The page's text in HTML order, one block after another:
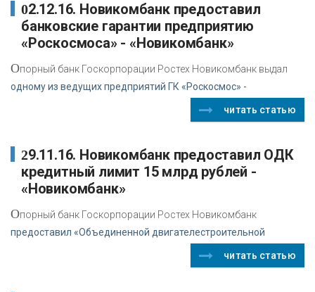
02.12.16. Новикомбанк предоставил
банковские гарантии предприятию
«Роскосмоса» - «Новикомбанк»
Опорный банк Госкорпорации Ростех Новикомбанк выдал
одному из ведущих предприятий ГК «Роскосмос» -
читать статью
29.11.16. Новикомбанк предоставил ОДК
кредитный лимит 15 млрд рублей -
«Новикомбанк»
Опорный банк Госкорпорации Ростех Новикомбанк
предоставил «Объединенной двигателестроительной
читать статью